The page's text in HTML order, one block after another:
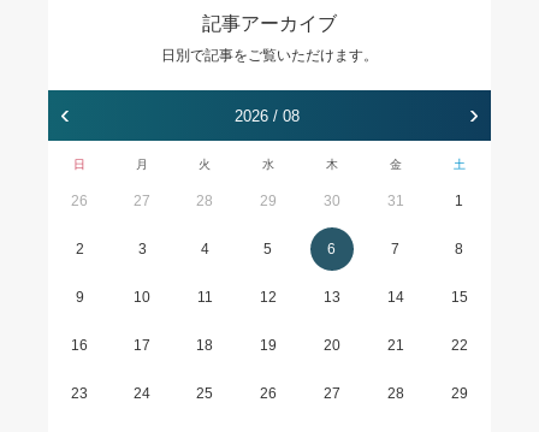
記事アーカイブ
日別で記事をご覧いただけます。
‹ 2026 / 08 ›
日 月 火 水 木 金 土
26 27 28 29 30 31 1
2 3 4 5 6 7 8
9 10 11 12 13 14 15
16 17 18 19 20 21 22
23 24 25 26 27 28 29